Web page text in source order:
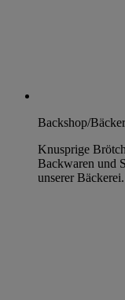
Backshop/
Knusprige
Backwaren und
unserer Bäckerei.